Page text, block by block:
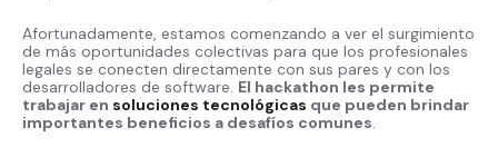
Afortunadamente, estamos comenzando a ver el surgimiento
de más oportunidades colectivas para que los profesionales
legales se conecten directamente con sus pares y con los
desarrolladores de software. El hackathon les permite
trabajar en soluciones tecnológicas que pueden brindar
importantes beneficios a desafíos comunes